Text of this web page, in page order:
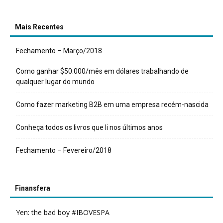
Mais Recentes
Fechamento – Março/2018
Como ganhar $50.000/mês em dólares trabalhando de
qualquer lugar do mundo
Como fazer marketing B2B em uma empresa recém-nascida
Conheça todos os livros que li nos últimos anos
Fechamento – Fevereiro/2018
Finansfera
Yen: the bad boy #IBOVESPA